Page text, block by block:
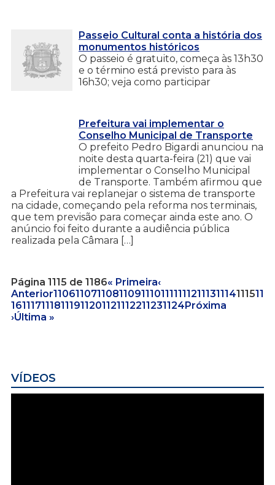
Passeio Cultural conta a história dos
monumentos históricos
O passeio é gratuito, começa às 13h30
e o término está previsto para às
16h30; veja como participar
Prefeitura vai implementar o
Conselho Municipal de Transporte
O prefeito Pedro Bigardi anunciou na
noite desta quarta-feira (21) que vai
implementar o Conselho Municipal
de Transporte. Também afirmou que
a Prefeitura vai replanejar o sistema de transporte
na cidade, começando pela reforma nos terminais,
que tem previsão para começar ainda este ano. O
anúncio foi feito durante a audiência pública
realizada pela Câmara […]
Página 1115 de 1186« Primeira‹
Anterior110611071108110911101111111211131114111511
1611171118111911201121112211231124Próxima
›Última »
VÍDEOS